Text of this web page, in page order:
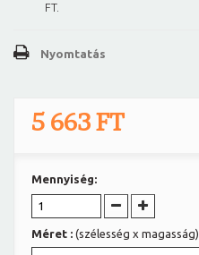
FT.
Nyomtatás
5 663 FT
Mennyiség:
Méret : (szélesség x magasság)